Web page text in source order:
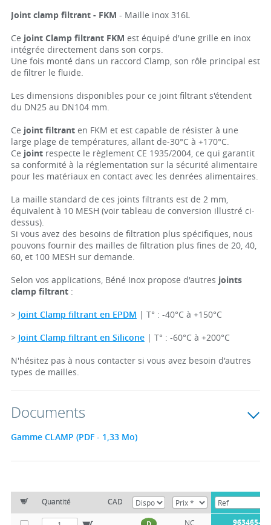
Joint clamp filtrant - FKM - Maille inox 316L
Ce joint Clamp filtrant FKM est équipé d'une grille en inox
intégrée directement dans son corps.
Une fois monté dans un raccord Clamp, son rôle principal est
de filtrer le fluide.
Les dimensions disponibles pour ce joint filtrant s'étendent
du DN25 au DN104 mm.
Ce joint filtrant en FKM et est capable de résister à une
large plage de températures, allant de-30°C à +170°C.
Ce jointrespecte le règlement CE 1935/2004, ce qui garantit
sa conformité à la réglementation sur la sécurité alimentaire
pour les matériaux en contact avec les denrées alimentaires.
La maille standard de ces joints filtrants est de 2 mm,
équivalent à 10 MESH (voir tableau de conversion illustré ci-
dessus).
Si vous avez des besoins de filtration plus spécifiques, nous
pouvons fournir des mailles de filtration plus fines de 20, 40,
60, et 100 MESH sur demande.
Selon vos applications, Béné Inox propose d'autres joints
clamp filtrant:
> Joint Clamp filtrant en EPDM | T° : -40°C à +150°C
> Joint Clamp filtrant en Silicone| T° : -60°C à +200°C
N'hésitez pas à nous contacter si vous avez besoin d'autres
types de mailles.
Documents
Gamme CLAMP (PDF - 1,33 Mo)
Quantité CAD
NC 963465-25